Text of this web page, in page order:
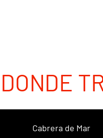
Cabrera de Mar